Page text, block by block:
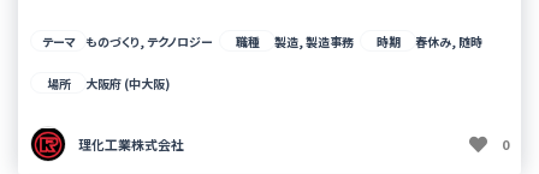
テーマ ものづくり, テクノロジー 職種 製造, 製造事務 時期 春休み, 随時
場所 大阪府 (中大阪)
理化工業株式会社 0